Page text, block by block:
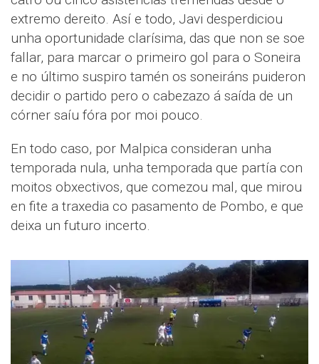
extremo dereito. Así e todo, Javi desperdiciou
unha oportunidade clarísima, das que non se soe
fallar, para marcar o primeiro gol para o Soneira
e no último suspiro tamén os soneiráns puideron
decidir o partido pero o cabezazo á saída de un
córner saíu fóra por moi pouco.
En todo caso, por Malpica consideran unha
temporada nula, unha temporada que partía con
moitos obxectivos, que comezou mal, que mirou
en fite a traxedia co pasamento de Pombo, e que
deixa un futuro incerto.